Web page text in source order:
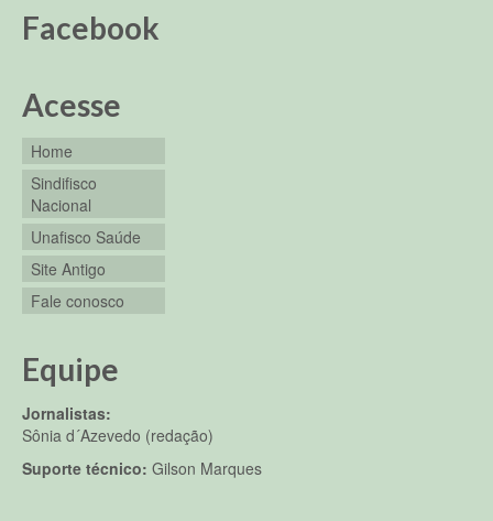
Facebook
Acesse
Home
Sindifisco
Nacional
Unafisco Saúde
Site Antigo
Fale conosco
Equipe
Jornalistas:
Sônia d´Azevedo (redação)
Suporte técnico: Gilson Marques